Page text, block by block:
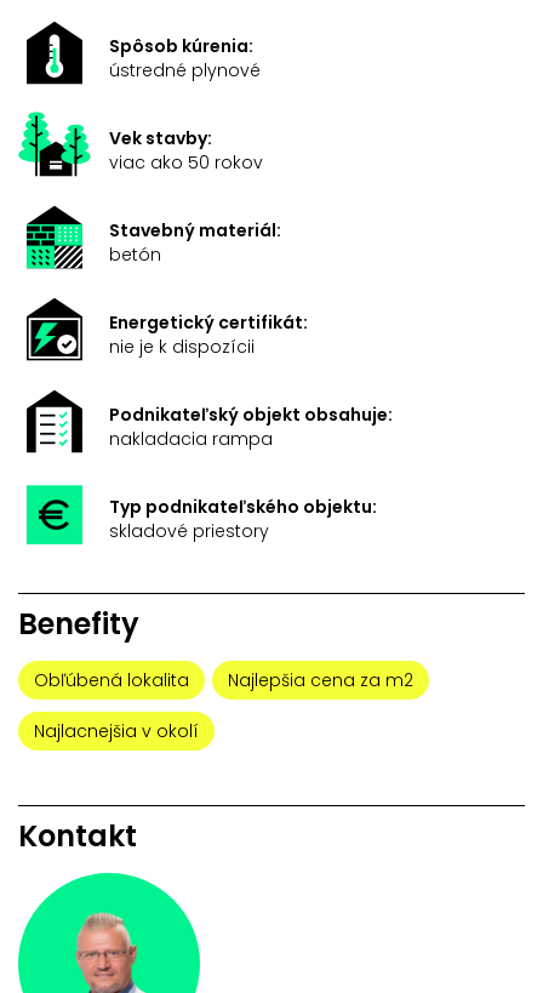
Spôsob kúrenia:
ústredné plynové
Vek stavby:
viac ako 50 rokov
Stavebný materiál:
betón
Energetický certifikát:
nie je k dispozícii
Podnikateľský objekt obsahuje:
nakladacia rampa
Typ podnikateľského objektu:
skladové priestory
Benefity
Obľúbená lokalita Najlepšia cena za m2
Najlacnejšia v okolí
Kontakt